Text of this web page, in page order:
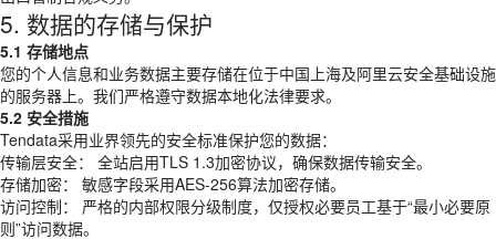
5. 数据的存储与保护
5.1 存储地点
您的个人信息和业务数据主要存储在位于中国上海及阿里云安全基础设施
的服务器上。我们严格遵守数据本地化法律要求。
5.2 安全措施
Tendata采用业界领先的安全标准保护您的数据：
传输层安全： 全站启用TLS 1.3加密协议，确保数据传输安全。
存储加密： 敏感字段采用AES-256算法加密存储。
访问控制： 严格的内部权限分级制度，仅授权必要员工基于“最小必要原
则”访问数据。